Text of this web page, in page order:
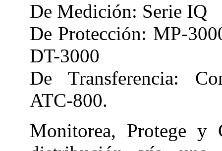
De Medición: Serie IQ
De Protección: MP-
DT-3000
De Transferencia:
ATC-800.
Monitorea, Protege y